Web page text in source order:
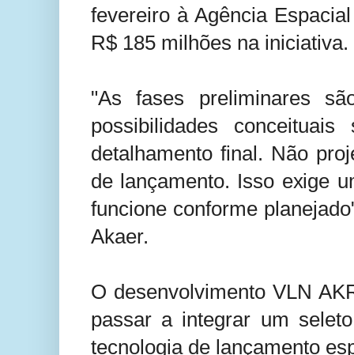
fevereiro à Agência
R$ 185 milhões na iniciativa.
"As fases preliminares
possibilidades
detalhamento final. Não
de lançamento. Isso exige
funcione conforme
Akaer.
O desenvolvimento VLN
passar a integrar um
tecnologia de lançamento